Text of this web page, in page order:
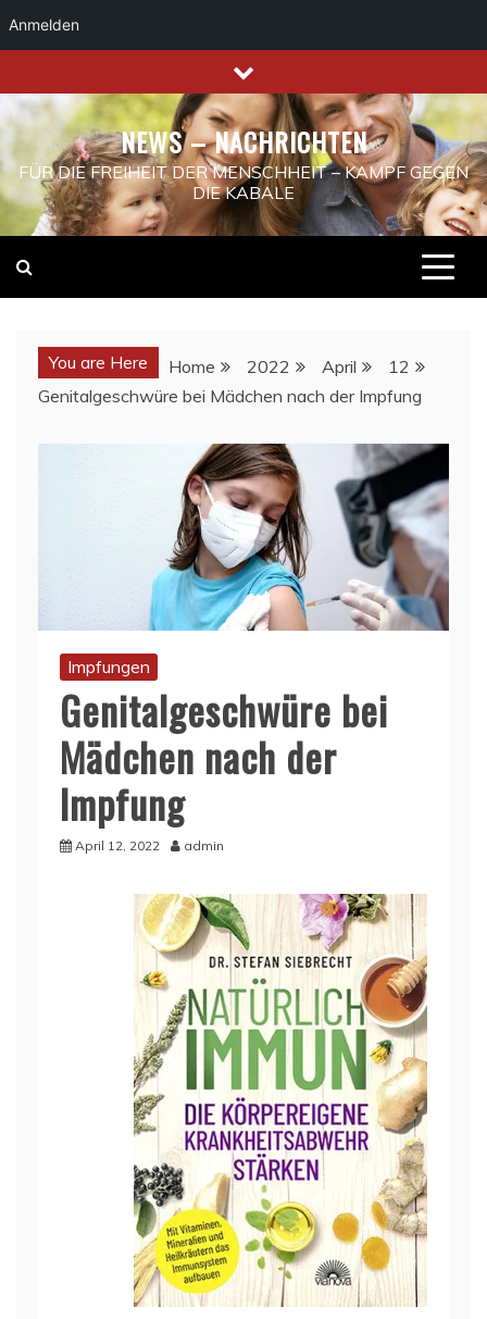
Anmelden
to
content
NEWS – NACHRICHTEN
FÜR DIE FREIHEIT DER MENSCHHEIT – KAMPF GEGEN
DIE KABALE
You are Here Home 2022 April
12
Genitalgeschwüre bei Mädchen nach der Impfung
Impfungen
Genitalgeschwüre bei
Mädchen nach der
Impfung
April 12, 2022 admin